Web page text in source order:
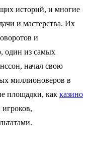
историй, и многие
и мастерства. Их
и
один из самых
начал свою
миллионоверов в
площадки, как казино